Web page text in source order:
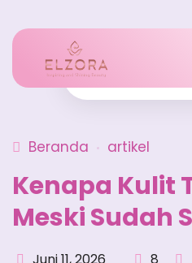
Beranda artikel
Kenapa Kulit
Meski Sudah